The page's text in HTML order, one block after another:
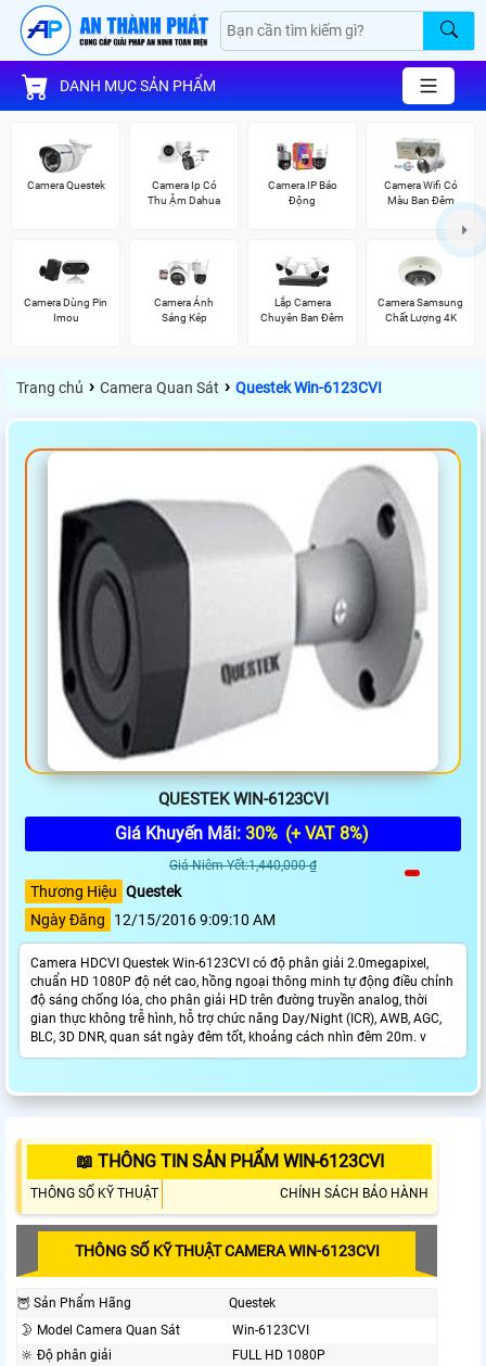
DANH MỤC SẢN PHẨM
Camera Questek
Camera Ip Có
Thu Ậm Dahua
Camera IP Báo
Động
Camera Wifi Có
Màu Ban Đêm
Camera Dùng Pin
Imou
Camera Ánh
Sáng Kép
Lắp Camera
Chuyên Ban Đêm
Camera Samsung
Chất Lượng 4K
Trang chủ › Camera Quan Sát › Questek Win-6123CVI
QUESTEK WIN-6123CVI
Giá Khuyến Mãi: 30% (+ VAT 8%)
Giá Niêm Yết:1,440,000 ₫
Thương Hiệu Questek
Ngày Đăng
12/15/2016 9:09:10 AM
Camera HDCVI Questek Win-6123CVI có độ phân giải 2.0megapixel,
chuẩn HD 1080P độ nét cao, hồng ngoại thông minh tự động điều chỉnh
độ sáng chống lóa, cho phân giải HD trên đường truyền analog, thời
gian thực không trễ hình, hỗ trợ chức năng Day/Night (ICR), AWB, AGC,
BLC, 3D DNR, quan sát ngày đêm tốt, khoảng cách nhìn đêm 20m. v
📖 THÔNG TIN SẢN PHẨM WIN-6123CVI
THÔNG SỐ KỸ THUẬT CHÍNH SÁCH BẢO HÀNH
THÔNG SỐ KỸ THUẬT CAMERA WIN-6123CVI
🦉 Sản Phẩm Hãng
Questek
🌛 Model Camera Quan Sát
Win-6123CVI
🔆 Độ phân giải
FULL HD 1080P